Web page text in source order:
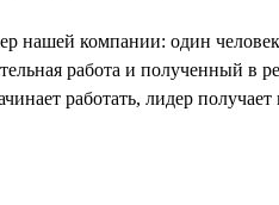
нашей компании: один
работа и полученный в
работать, лидер